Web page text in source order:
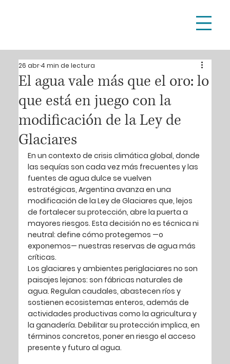
El agua vale más que el oro: lo
que está en juego con la
modificación de la Ley de
Glaciares
26 abr4 min de lectura
En un contexto de crisis climática global, donde
las sequías son cada vez más frecuentes y las
fuentes de agua dulce se vuelven
estratégicas, Argentina avanza en una
modificación de la Ley de Glaciares que, lejos
de fortalecer su protección, abre la puerta a
mayores riesgos. Esta decisión no es técnica ni
neutral: define cómo protegemos —o
exponemos— nuestras reservas de agua más
críticas.
Los glaciares y ambientes periglaciares no son
paisajes lejanos: son fábricas naturales de
agua. Regulan caudales, abastecen ríos y
sostienen ecosistemas enteros, además de
actividades productivas como la agricultura y
la ganadería. Debilitar su protección implica, en
términos concretos, poner en riesgo el acceso
presente y futuro al agua.